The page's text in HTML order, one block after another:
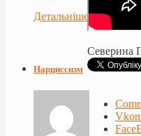
Северина
Детальніше...
Нарциссизм